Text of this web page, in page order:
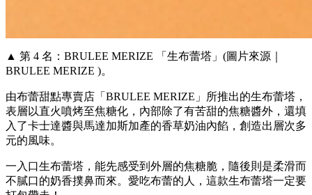
▲ 第 4 名：BRULEE MERIZE 「生布蕾塔」(圖片來源｜
BRULEE MERIZE )。
由布蕾甜點專賣店「BRULEE MERIZE」所推出的生布蕾塔，
表層以直火噴烤至焦糖化，內部除了有苦甜的焦糖醬外，還填
入了卡士達醬與馬達加斯加產的香草奶油內餡，創造出層次多
元的風味。
一入口生布蕾塔，能先感受到外層的焦糖脆，隨後則是柔滑而
不膩口的奶香撲鼻而來。愛吃布蕾的人，這款生布蕾塔一定要